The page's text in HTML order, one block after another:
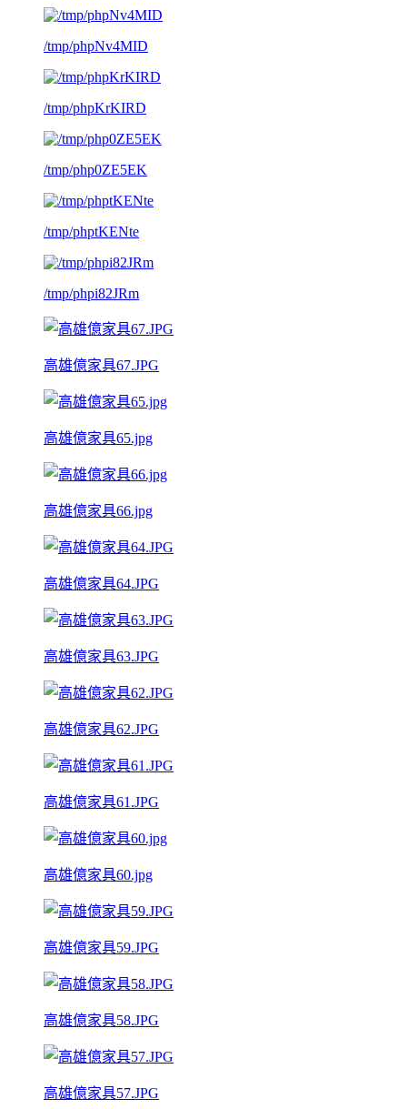
/tmp/phpNv4MID
/tmp/phpKrKIRD
/tmp/php0ZE5EK
/tmp/phptKENte
/tmp/phpi82JRm
高雄億家具67.JPG
高雄億家具65.jpg
高雄億家具66.jpg
高雄億家具64.JPG
高雄億家具63.JPG
高雄億家具62.JPG
高雄億家具61.JPG
高雄億家具60.jpg
高雄億家具59.JPG
高雄億家具58.JPG
高雄億家具57.JPG